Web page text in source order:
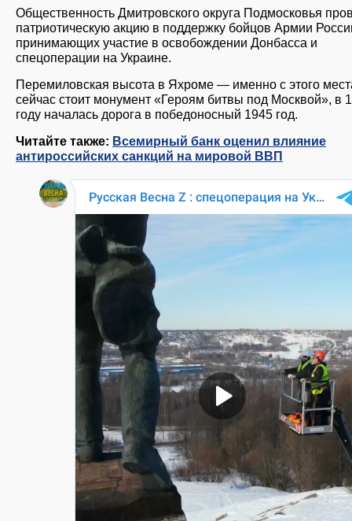
Общественность Дмитровского округа Подмосковья
патриотическую акцию в поддержку бойцов Армии
принимающих участие в освобождении Донбасса и
спецоперации на Украине.
Перемиловская высота в Яхроме — именно с этого
сейчас стоит монумент «Героям битвы под Москвой», в
году началась дорога в победоносный 1945 год.
Читайте также: Всемирный банк оценил влияние
антироссийских санкций на мировой ВВП